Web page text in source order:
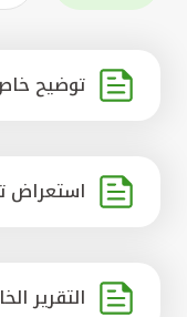
توضيح
استعراض
التقرير